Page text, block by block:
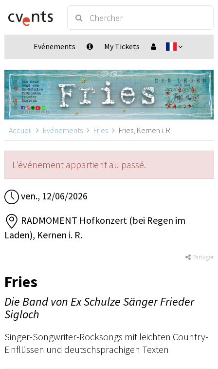
Evénements My Tickets
Accueil Evénements Fries Fries, Kernen i. R.
L'événement appartient au passé.
ven., 12/06/2026
RADMOMENT Hofkonzert (bei Regen im
Laden), Kernen i. R.
Partager
Fries
Die Band von Ex Schulze Sänger Frieder
Sigloch
Singer-Songwriter-Rocksongs mit leichten Country-
Einflüssen und deutschsprachigen Texten